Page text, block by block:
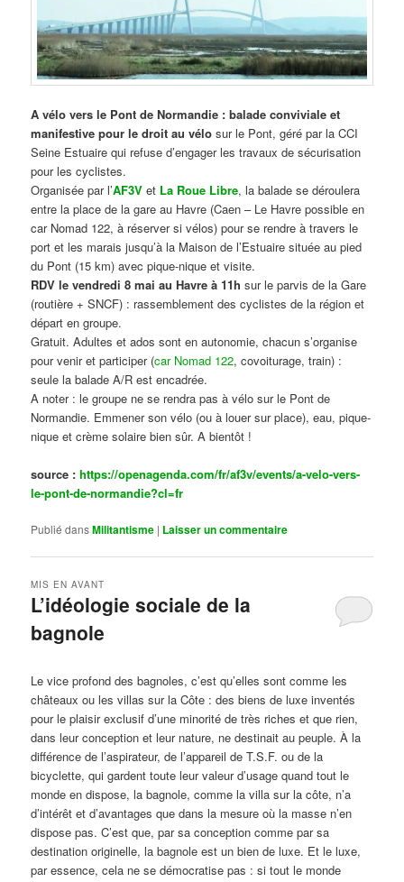
A vélo vers le Pont de Normandie : balade conviviale et
manifestive pour le droit au vélo sur le Pont, géré par la CCI
Seine Estuaire qui refuse d’engager les travaux de sécurisation
pour les cyclistes.
Organisée par l’AF3V et La Roue Libre, la balade se déroulera
entre la place de la gare au Havre (Caen – Le Havre possible en
car Nomad 122, à réserver si vélos) pour se rendre à travers le
port et les marais jusqu’à la Maison de l’Estuaire située au pied
du Pont (15 km) avec pique-nique et visite.
RDV le vendredi 8 mai au Havre à 11h sur le parvis de la Gare
(routière + SNCF) : rassemblement des cyclistes de la région et
départ en groupe.
Gratuit. Adultes et ados sont en autonomie, chacun s’organise
pour venir et participer (car Nomad 122, covoiturage, train) :
seule la balade A/R est encadrée.
A noter : le groupe ne se rendra pas à vélo sur le Pont de
Normandie. Emmener son vélo (ou à louer sur place), eau, pique-
nique et crème solaire bien sûr. A bientôt !
source :https://openagenda.com/fr/af3v/events/a-velo-vers-
le-pont-de-normandie?cl=fr
Publié dansMilitantisme | Laisser un commentaire
L’idéologie sociale de la
bagnole
MIS EN AVANT
Le vice profond des bagnoles, c’est qu’elles sont comme les
châteaux ou les villas sur la Côte : des biens de luxe inventés
pour le plaisir exclusif d’une minorité de très riches et que rien,
dans leur conception et leur nature, ne destinait au peuple. À la
différence de l’aspirateur, de l’appareil de T.S.F. ou de la
bicyclette, qui gardent toute leur valeur d’usage quand tout le
monde en dispose, la bagnole, comme la villa sur la côte, n’a
d’intérêt et d’avantages que dans la mesure où la masse n’en
dispose pas. C’est que, par sa conception comme par sa
destination originelle, la bagnole est un bien de luxe. Et le luxe,
par essence, cela ne se démocratise pas : si tout le monde